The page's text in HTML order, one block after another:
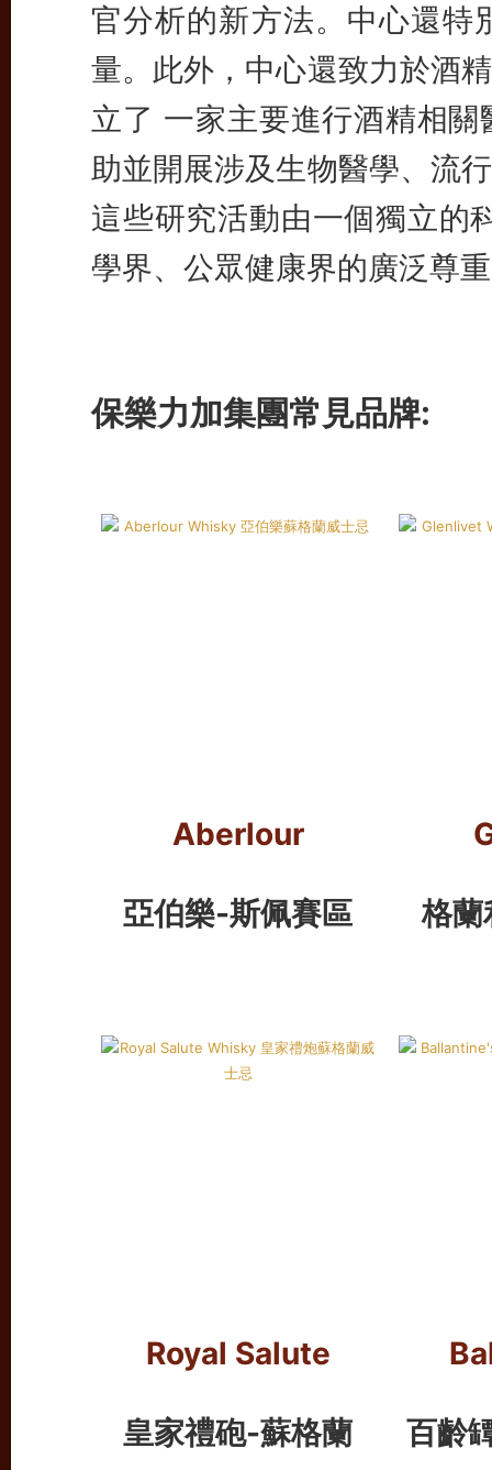
官分析的新方法。中心還特
量。此外，中心還致力於酒
立了 一家主要進行酒精相
助並開展涉及生物醫學、流
這些研究活動由一個獨立的
學界、公眾健康界的廣泛尊
保樂力加集團常見品牌:
Aberlour
亞伯樂-斯佩賽區 格蘭
Royal Salute
皇家禮砲-蘇格蘭 百齡